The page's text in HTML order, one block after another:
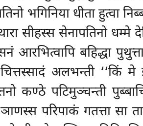
भगिनिया धीता हुत्वा
सीहस्स सेनापतिनो धम्मे
आरभित्वापि बहिद्धा
अलभन्ती ‘‘किं मे
कण्ठे पटिमुञ्चन्ती
परिपाकं गतत्ता सा